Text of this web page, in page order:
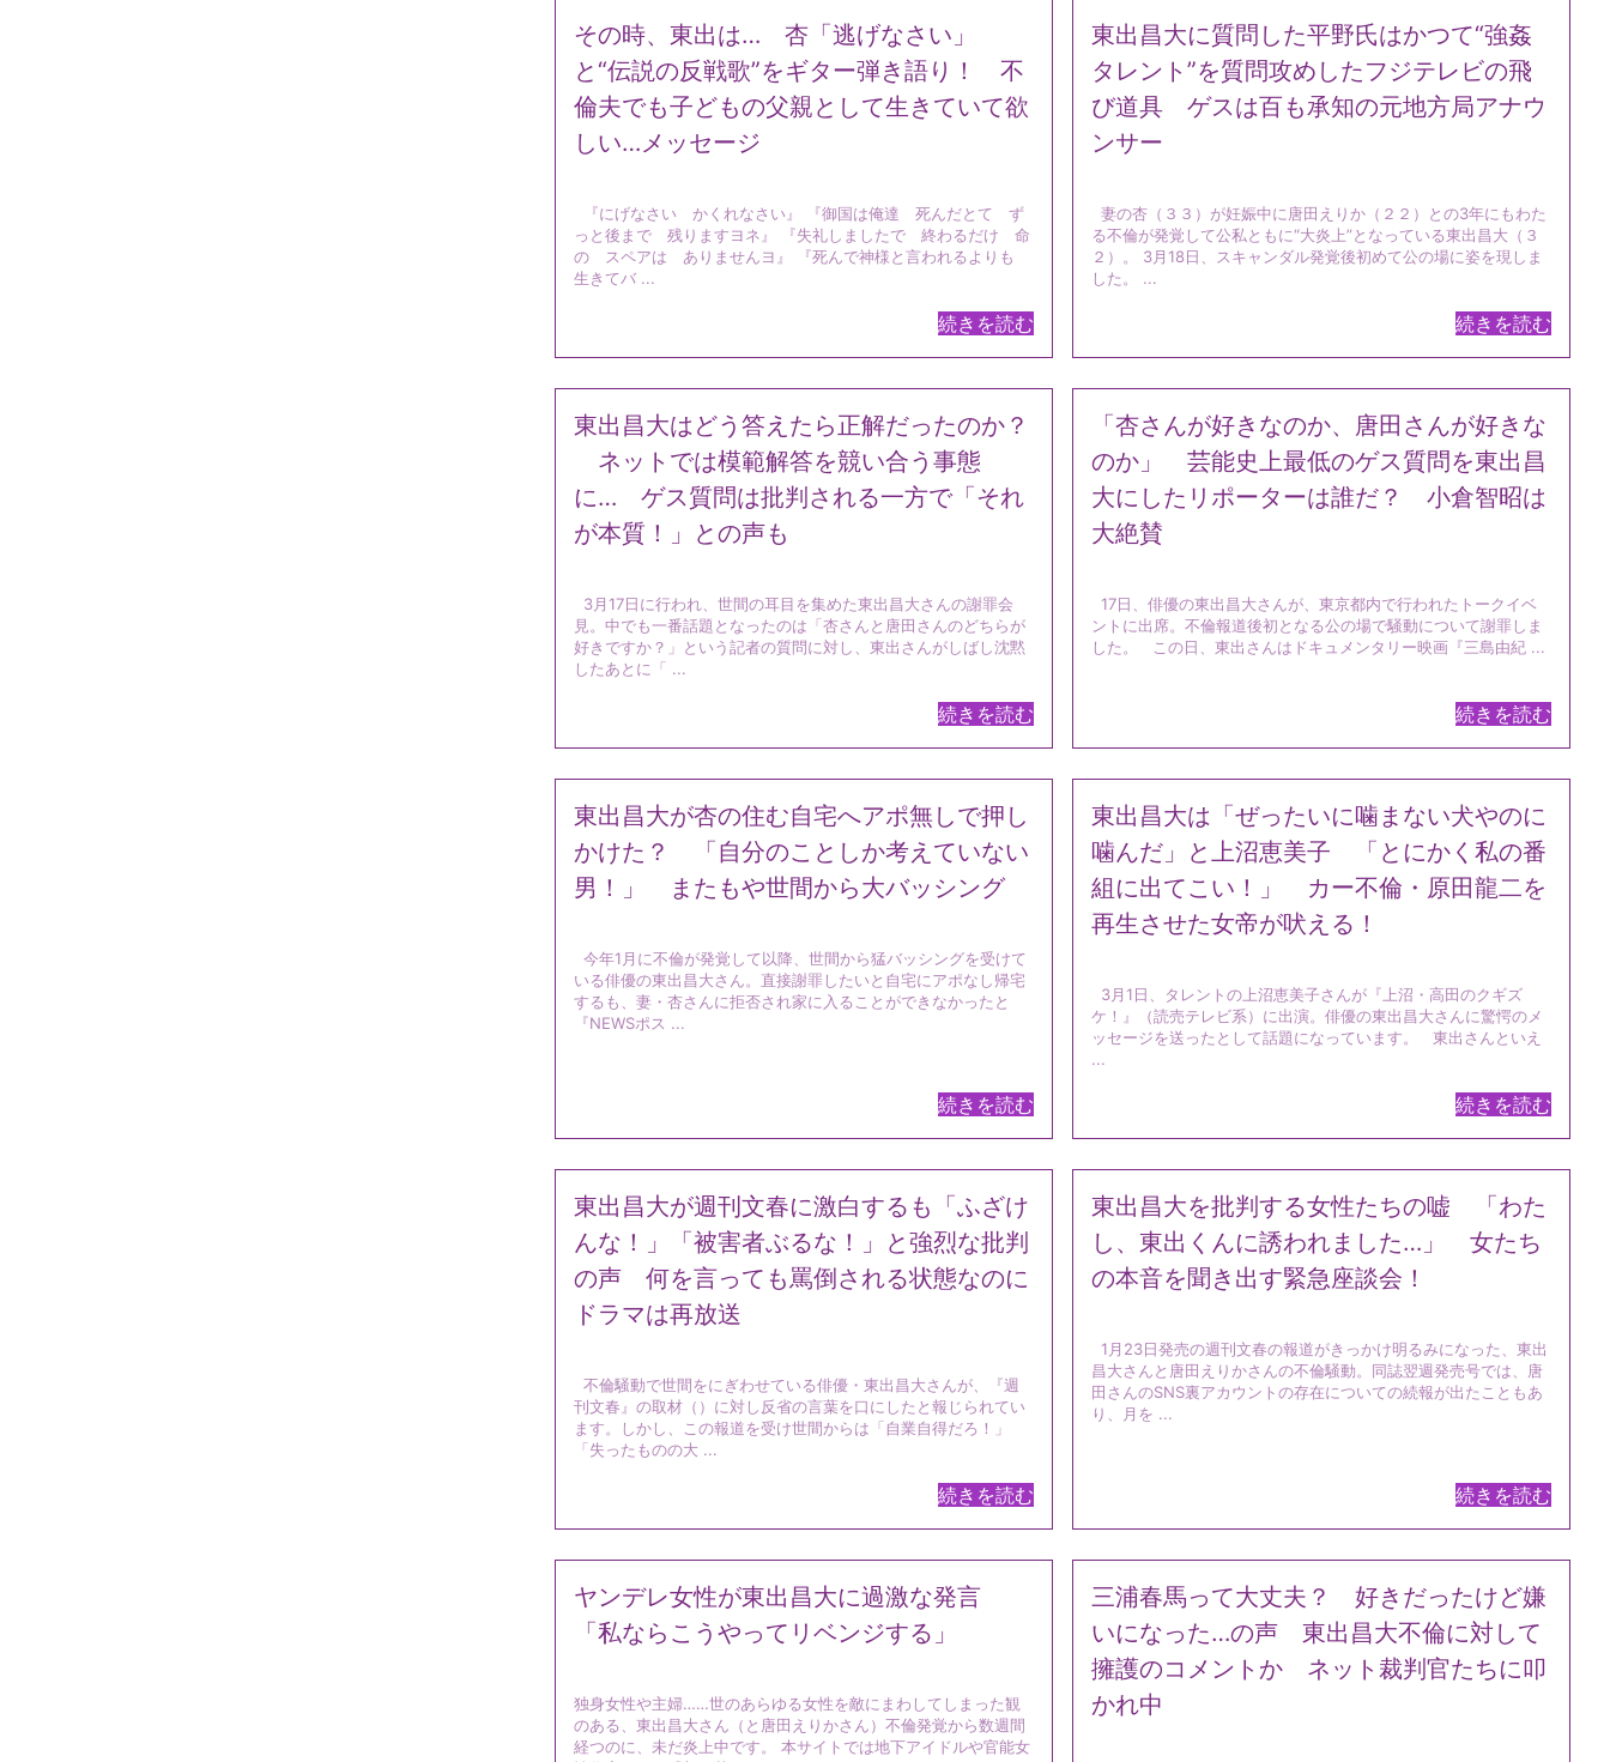
その時、東出は… 杏「逃げなさい」
と“伝説の反戦歌”をギター弾き語り！ 不
倫夫でも子どもの父親として生きていて欲
しい…メッセージ
『にげなさい かくれなさい』 『御国は俺達 死んだとて ず
っと後まで 残りますヨネ』 『失礼しましたで 終わるだけ 命
の スペアは ありませんヨ』 『死んで神様と言われるよりも
生きてバ ...
続きを読む
東出昌大に質問した平野氏はかつて“強姦
タレント”を質問攻めしたフジテレビの飛
び道具 ゲスは百も承知の元地方局アナウ
ンサー
妻の杏（３３）が妊娠中に唐田えりか（２２）との3年にもわた
る不倫が発覚して公私ともに“大炎上”となっている東出昌大（３
２）。 3月18日、スキャンダル発覚後初めて公の場に姿を現しま
した。 ...
続きを読む
東出昌大はどう答えたら正解だったのか？
ネットでは模範解答を競い合う事態
に… ゲス質問は批判される一方で「それ
が本質！」との声も
3月17日に行われ、世間の耳目を集めた東出昌大さんの謝罪会
見。中でも一番話題となったのは「杏さんと唐田さんのどちらが
好きですか？」という記者の質問に対し、東出さんがしばし沈黙
したあとに「 ...
続きを読む
「杏さんが好きなのか、唐田さんが好きな
のか」 芸能史上最低のゲス質問を東出昌
大にしたリポーターは誰だ？ 小倉智昭は
大絶賛
17日、俳優の東出昌大さんが、東京都内で行われたトークイベ
ントに出席。不倫報道後初となる公の場で騒動について謝罪しま
した。 この日、東出さんはドキュメンタリー映画『三島由紀 ...
続きを読む
東出昌大が杏の住む自宅へアポ無しで押し
かけた？ 「自分のことしか考えていない
男！」 またもや世間から大バッシング
今年1月に不倫が発覚して以降、世間から猛バッシングを受けて
いる俳優の東出昌大さん。直接謝罪したいと自宅にアポなし帰宅
するも、妻・杏さんに拒否され家に入ることができなかったと
『NEWSポス ...
続きを読む
東出昌大は「ぜったいに噛まない犬やのに
噛んだ」と上沼恵美子 「とにかく私の番
組に出てこい！」 カー不倫・原田龍二を
再生させた女帝が吠える！
3月1日、タレントの上沼恵美子さんが『上沼・高田のクギズ
ケ！』（読売テレビ系）に出演。俳優の東出昌大さんに驚愕のメ
ッセージを送ったとして話題になっています。 東出さんといえ
...
続きを読む
東出昌大が週刊文春に激白するも「ふざけ
んな！」「被害者ぶるな！」と強烈な批判
の声 何を言っても罵倒される状態なのに
ドラマは再放送
不倫騒動で世間をにぎわせている俳優・東出昌大さんが、『週
刊文春』の取材（）に対し反省の言葉を口にしたと報じられてい
ます。しかし、この報道を受け世間からは「自業自得だろ！」
「失ったものの大 ...
続きを読む
東出昌大を批判する女性たちの嘘 「わた
し、東出くんに誘われました…」 女たち
の本音を聞き出す緊急座談会！
1月23日発売の週刊文春の報道がきっかけ明るみになった、東出
昌大さんと唐田えりかさんの不倫騒動。同誌翌週発売号では、唐
田さんのSNS裏アカウントの存在についての続報が出たこともあ
り、月を ...
続きを読む
ヤンデレ女性が東出昌大に過激な発言
「私ならこうやってリベンジする」
独身女性や主婦……世のあらゆる女性を敵にまわしてしまった観
のある、東出昌大さん（と唐田えりかさん）不倫発覚から数週間
経つのに、未だ炎上中です。 本サイトでは地下アイドルや官能女
三浦春馬って大丈夫？ 好きだったけど嫌
いになった…の声 東出昌大不倫に対して
擁護のコメントか ネット裁判官たちに叩
かれ中